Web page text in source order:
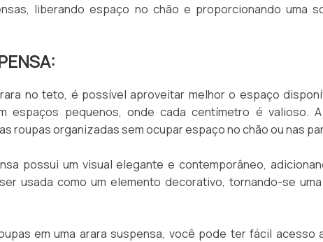
liberando espaço no chão e proporcionando uma
no teto, é possível aproveitar melhor o espaço
espaços pequenos, onde cada centímetro é valioso.
roupas organizadas sem ocupar espaço no chão ou nas
possui um visual elegante e contemporâneo,
usada como um elemento decorativo, tornando-se
em uma arara suspensa, você pode ter fácil acesso